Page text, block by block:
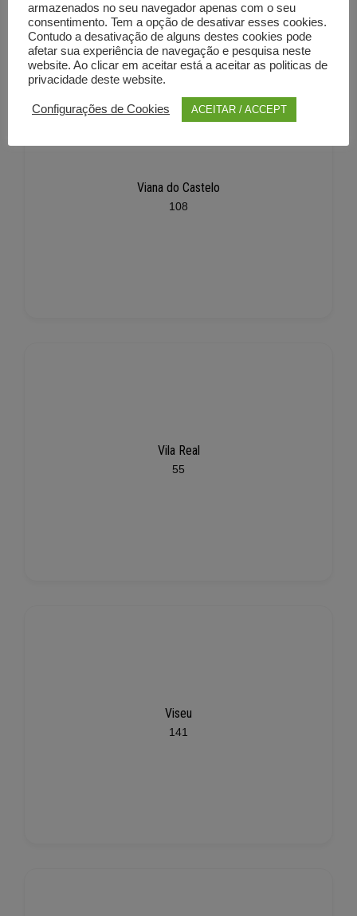
Viana do Castelo
108
Vila Real
55
Viseu
141
armazenados no seu navegador apenas com o seu
consentimento. Tem a opção de desativar esses cookies.
Contudo a desativação de alguns destes cookies pode
afetar sua experiência de navegação e pesquisa neste
website. Ao clicar em aceitar está a aceitar as politicas de
privacidade deste website.
Configurações de Cookies ACEITAR / ACCEPT